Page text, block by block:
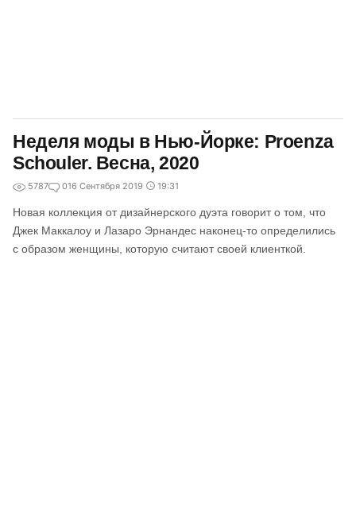
Неделя моды в Нью-Йорке: Proenza
Schouler. Весна, 2020
5787 016 Сентября 2019 19:31
Новая коллекция от дизайнерского дуэта говорит о том, что
Джек Маккалоу и Лазаро Эрнандес наконец-то определились
с образом женщины, которую считают своей клиенткой.